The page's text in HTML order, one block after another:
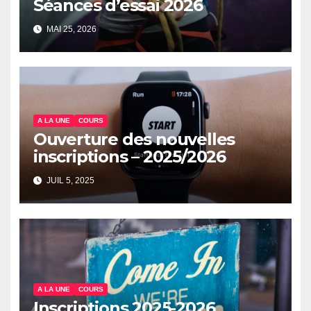
Séances d’essai 2026
MAI 25, 2026
A LA UNE COURS
Ouverture des nouvelles
inscriptions – 2025/2026
JUIL 5, 2025
A LA UNE COURS